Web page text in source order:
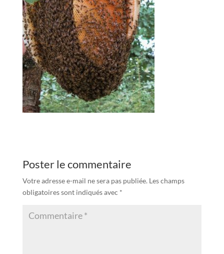
Poster le commentaire
Votre adresse e-mail ne sera pas publiée. Les champs
obligatoires sont indiqués avec *